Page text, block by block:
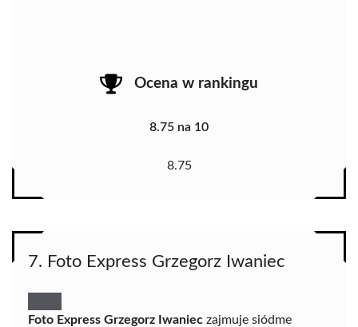
Ocena w rankingu
8.75 na 10
8.75
7. Foto Express Grzegorz Iwaniec
Foto Express Grzegorz Iwaniec zajmuje siódme